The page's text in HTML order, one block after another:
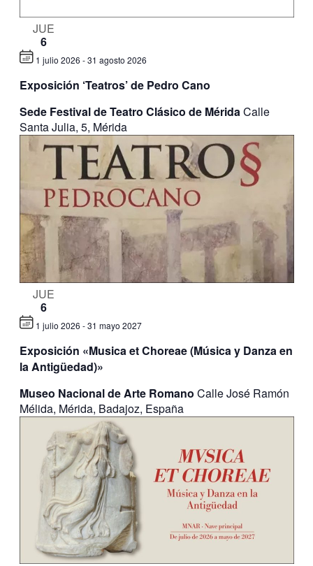
JUE
6
Exposición ‘Teatros’ de Pedro Cano
1 julio 2026 -31 agosto 2026
Sede Festival de Teatro Clásico de MéridaCalle
Santa Julia, 5, Mérida
JUE
6
Exposición «Musica et Choreae (Música y Danza en
la Antigüedad)»
1 julio 2026 -31 mayo 2027
Museo Nacional de Arte Romano Calle José Ramón
Mélida, Mérida, Badajoz, España